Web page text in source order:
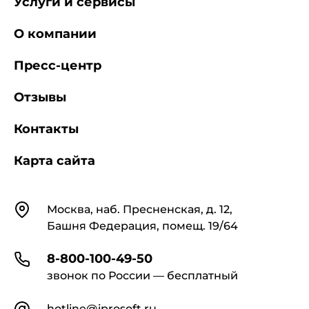
КонтактыМосква, наб. Пресненская, д. 12,
Башня Федерация, помещ. 19/64
8-800-100-49-50
звонок по России — бесплатный
О компании
Пресс-центр
Отзывы
Контакты
Карта сайта